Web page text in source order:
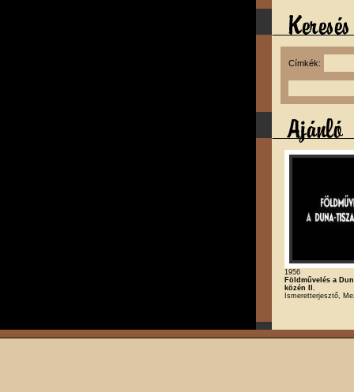
Címkék:
1956
Földművelés a
közén II.
Ismeretterjesztő,